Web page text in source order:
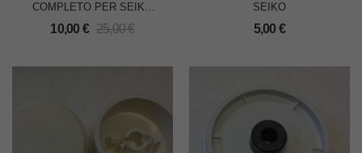
COMPLETO PER SEIKO
3500 TIPO VECCHIO
10,00 € 25,00€
SEIKO
5,00 €